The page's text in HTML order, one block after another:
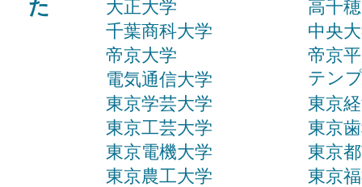
た
大正大学
千葉商科大学
高千
中央
帝京大学
電気通信大学
帝京
テン
東京学芸大学
東京
東京工芸大学
東京
東京電機大学
東京
東京農工大学
東京